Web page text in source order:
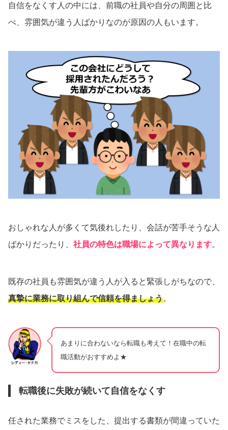
自信をなくす人の中には、前職の社員や自分の周囲と比
べ、雰囲気が違う人ばかりなのが原因の人もいます。
おしゃれな人が多くて気後れしたり、会話が苦手そうな人
ばかりだったり、 社員の特色は職場によって異なります。
既存の社員も雰囲気が違う人が入ると緊張しがちなので、
真摯に業務に取り組んで信頼を得ましょう。
あまりに合わないなら転職も考えて！在職中の転
職活動がおすすめよ★
転職後に失敗が続いて自信をなくす
任された業務でミスをした、提出する書類が間違っていた